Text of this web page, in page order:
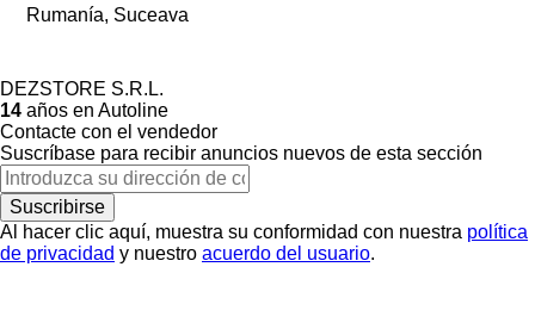
Rumanía, Suceava
DEZSTORE S.R.L.
14 años en Autoline
Contacte con el vendedor
Suscríbase para recibir anuncios nuevos de esta sección
Suscribirse
Al hacer clic aquí, muestra su conformidad con nuestra política
de privacidad y nuestro acuerdo del usuario.